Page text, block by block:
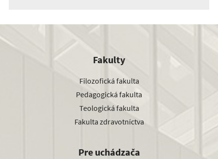
Fakulty
Filozofická fakulta
Pedagogická fakulta
Teologická fakulta
Fakulta zdravotníctva
Pre uchádzača